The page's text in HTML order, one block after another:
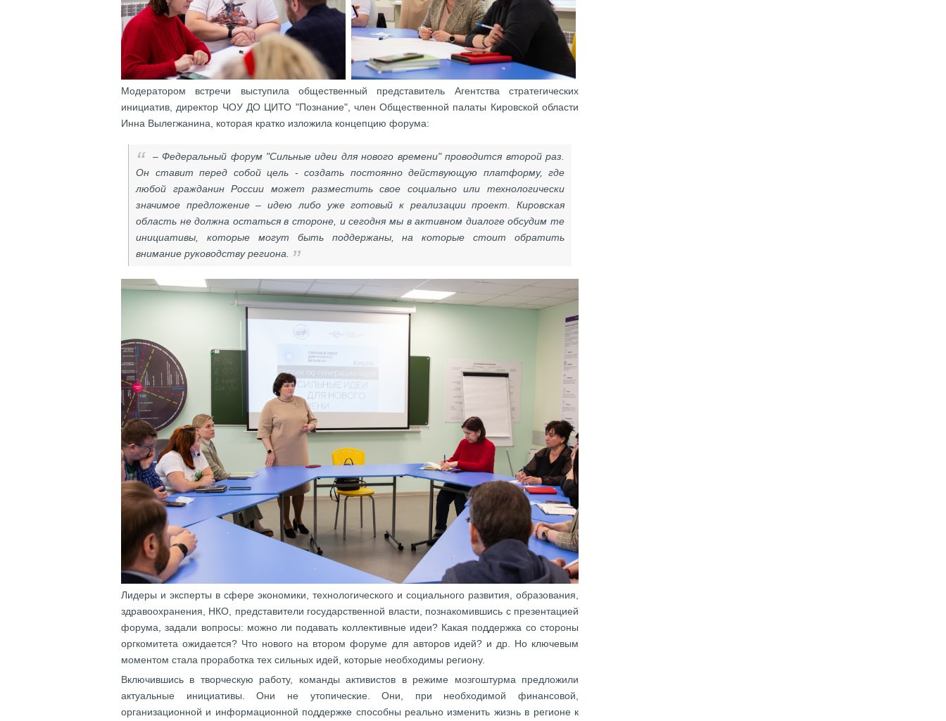
Модератором встречи выступила общественный представитель Агентства стратегических
инициатив, директор ЧОУ ДО ЦИТО "Познание", член Общественной палаты Кировской области
Инна Вылегжанина, которая кратко изложила концепцию форума:
– Федеральный форум "Сильные идеи для нового времени" проводится второй раз.
Он ставит перед собой цель - создать постоянно действующую платформу, где
любой гражданин России может разместить свое социально или технологически
значимое предложение – идею либо уже готовый к реализации проект. Кировская
область не должна остаться в стороне, и сегодня мы в активном диалоге обсудим те
инициативы, которые могут быть поддержаны, на которые стоит обратить
внимание руководству региона.
Лидеры и эксперты в сфере экономики, технологического и социального развития, образования,
здравоохранения, НКО, представители государственной власти, познакомившись с презентацией
форума, задали вопросы: можно ли подавать коллективные идеи? Какая поддержка со стороны
оргкомитета ожидается? Что нового на втором форуме для авторов идей? и др. Но ключевым
моментом стала проработка тех сильных идей, которые необходимы региону.
Включившись в творческую работу, команды активистов в режиме мозгоштурма предложили
актуальные инициативы. Они не утопические. Они, при необходимой финансовой,
организационной и информационной поддержке способны реально изменить жизнь в регионе к